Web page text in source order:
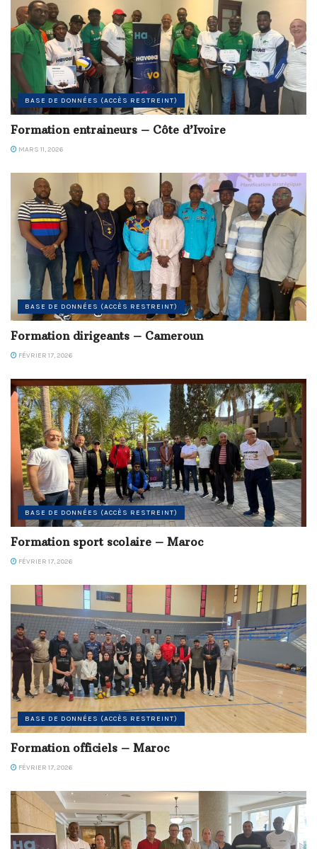
BASE DE DONNÉES (ACCÈS RESTREINT)
Formation entraineurs – Côte d’Ivoire
MARS 11, 2026
BASE DE DONNÉES (ACCÈS RESTREINT)
Formation dirigeants – Cameroun
FÉVRIER 17, 2026
BASE DE DONNÉES (ACCÈS RESTREINT)
Formation sport scolaire – Maroc
FÉVRIER 17, 2026
BASE DE DONNÉES (ACCÈS RESTREINT)
Formation officiels – Maroc
FÉVRIER 17, 2026